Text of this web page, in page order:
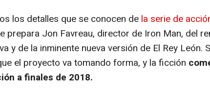
los detalles que se conocen de la serie de
prepara Jon Favreau, director de Iron Man, del
y de la inminente nueva versión de El Rey León.
el proyecto va tomando forma, y la ficción
a finales de 2018.